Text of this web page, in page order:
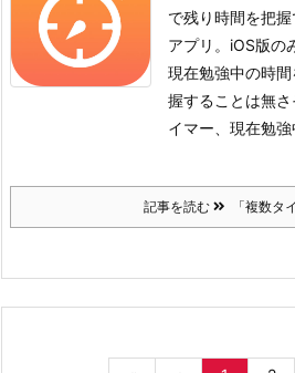
で残り時間を把
アプリ。iOS版の
現在勉強中の時
握することは無
イマー、現在勉強
記事を読む 「複数タ